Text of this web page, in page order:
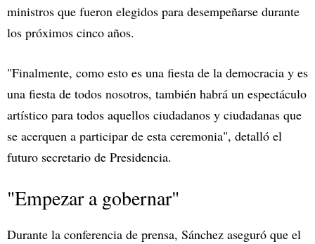
ministros que fueron elegidos para desempeñarse durante
los próximos cinco años.
"Finalmente, como esto es una fiesta de la democracia y es
una fiesta de todos nosotros, también habrá un espectáculo
artístico para todos aquellos ciudadanos y ciudadanas que
se acerquen a participar de esta ceremonia", detalló el
futuro secretario de Presidencia.
"Empezar a gobernar"
Durante la conferencia de prensa, Sánchez aseguró que el